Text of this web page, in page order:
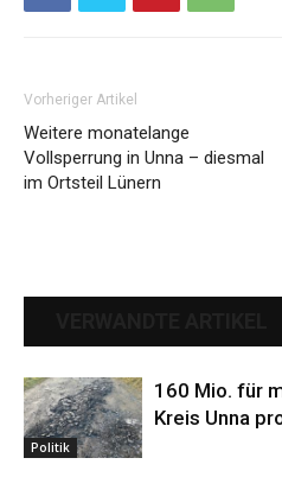
Vorheriger Artikel
Weitere monatelange
Vollsperrung in Unna – diesmal
im Ortsteil Lünern
Politik
160 Mio. für
Kreis Unna